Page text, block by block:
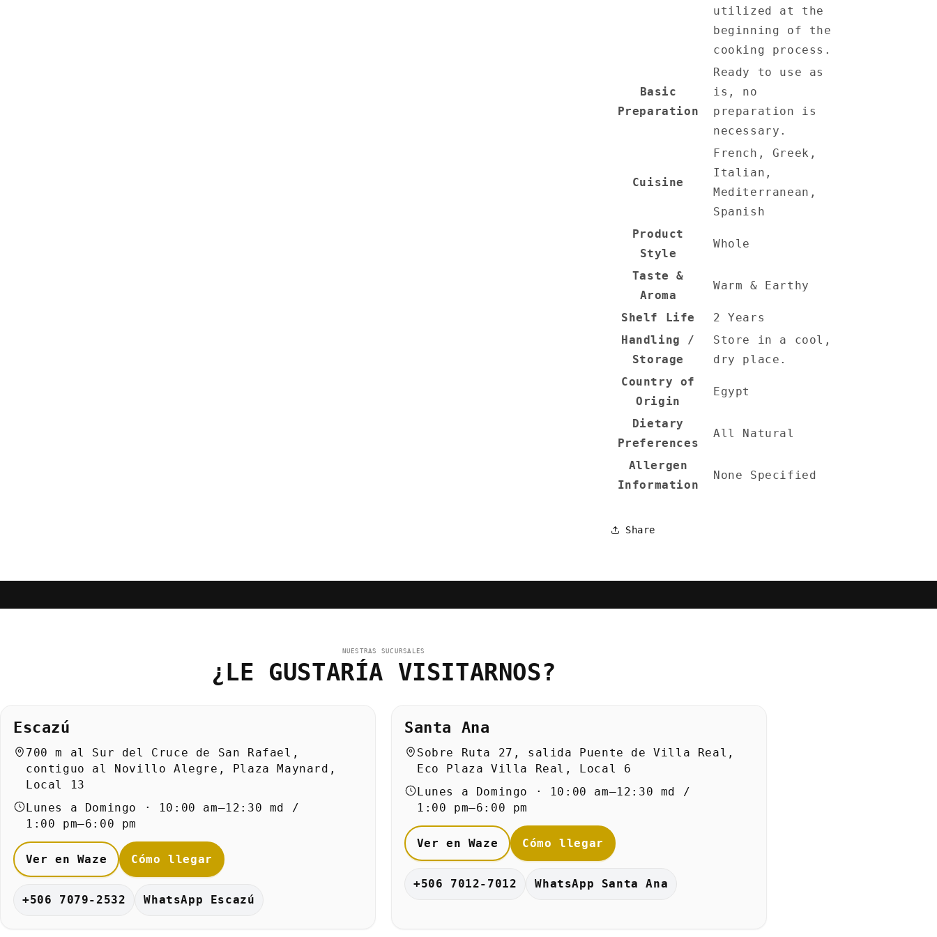
utilized at the
beginning of the
cooking process.
Basic
Preparation
Ready to use as
is, no
preparation is
necessary.
Cuisine
French, Greek,
Italian,
Mediterranean,
Spanish
Product
Style
Whole
Taste &
Aroma
Warm & Earthy
Shelf Life
2 Years
Handling /
Storage
Store in a cool,
dry place.
Country of
Origin
Egypt
Dietary
Preferences
All Natural
Allergen
Information
None Specified
Share
NUESTRAS SUCURSALES
¿LE GUSTARÍA VISITARNOS?
Escazú
700 m al Sur del Cruce de San Rafael,
contiguo al Novillo Alegre, Plaza Maynard,
Local 13
Lunes a Domingo · 10:00 am–12:30 md /
1:00 pm–6:00 pm
Ver en Waze Cómo llegar
+506 7079-2532 WhatsApp Escazú
Santa Ana
Sobre Ruta 27, salida Puente de Villa Real,
Eco Plaza Villa Real, Local 6
Lunes a Domingo · 10:00 am–12:30 md /
1:00 pm–6:00 pm
Ver en Waze Cómo llegar
+506 7012-7012 WhatsApp Santa Ana